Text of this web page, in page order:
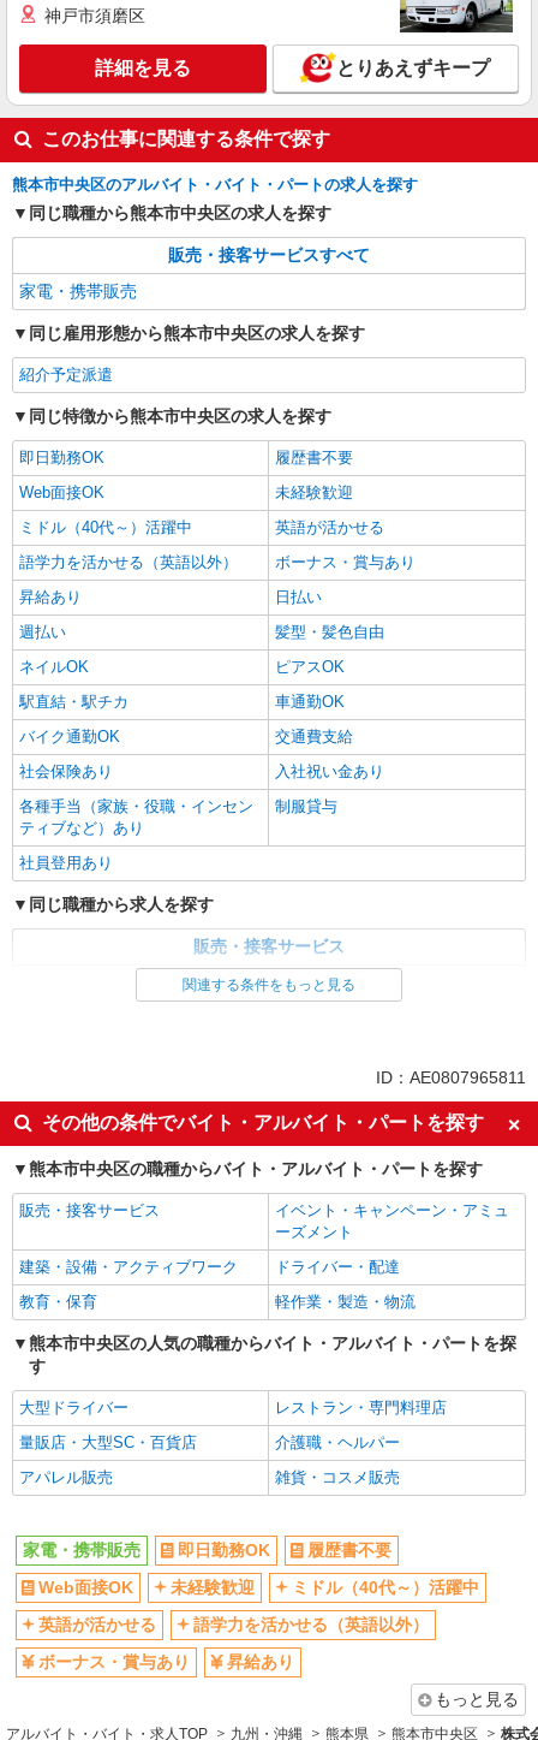
神戸市須磨区
詳細を見る とりあえずキープ
このお仕事に関連する条件で探す
熊本市中央区のアルバイト・バイト・パートの求人を探す
同じ職種から熊本市中央区の求人を探す
販売・接客サービスすべて
家電・携帯販売
同じ雇用形態から熊本市中央区の求人を探す
紹介予定派遣
同じ特徴から熊本市中央区の求人を探す
即日勤務OK
履歴書不要
Web面接OK
未経験歓迎
ミドル（40代～）活躍中
英語が活かせる
語学力を活かせる（英語以外）
ボーナス・賞与あり
昇給あり
日払い
週払い
髪型・髪色自由
ネイルOK
ピアスOK
駅直結・駅チカ
車通勤OK
バイク通勤OK
交通費支給
社会保険あり
入社祝い金あり
各種手当（家族・役職・インセン
ティブなど）あり
制服貸与
社員登用あり
同じ職種から求人を探す
販売・接客サービス
英語が活かせる
ボーナス・賞与あり
日払い
車通勤OK
交通費支給
社会保険あり
社員登用あり
関連する条件をもっと見る
ID：AE0807965811
その他の条件でバイト・アルバイト・パートを探す
熊本市中央区の職種からバイト・アルバイト・パートを探す
販売・接客サービス
イベント・キャンペーン・アミュ
ーズメント
建築・設備・アクティブワーク
ドライバー・配達
教育・保育
軽作業・製造・物流
熊本市中央区の人気の職種からバイト・アルバイト・パートを探
す
大型ドライバー
レストラン・専門料理店
量販店・大型SC・百貨店
介護職・ヘルパー
アパレル販売
雑貨・コスメ販売
家電・携帯販売 即日勤務OK
履歴書不要
Web面接OK
未経験歓迎
ミドル（40代～）活躍中
英語が活かせる
語学力を活かせる（英語以外）
ボーナス・賞与あり
昇給あり
もっと見る
アルバイト・バイト・求人TOP 九州・沖縄 熊本県 熊本市中央区 株式